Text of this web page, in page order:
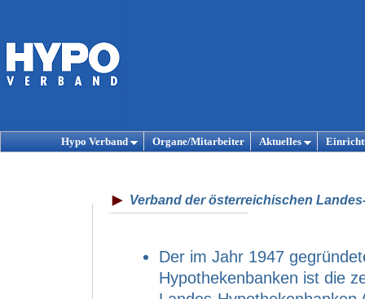
Hypo Verband Organe/Mitarbeiter Aktuelles
Verband der österreichischen
Der im Jahr 1947
Hypothekenbanken ist die